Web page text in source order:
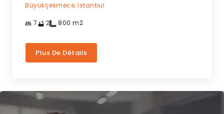
Büyükçekmece, Istanbul
7 2 800 m2
Plus De Détails